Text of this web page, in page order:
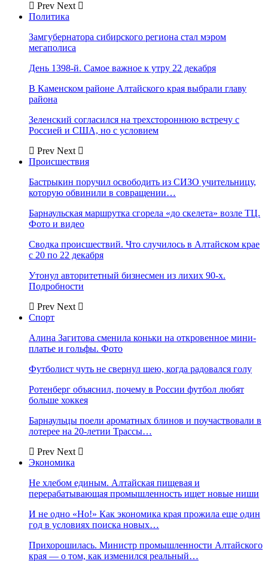
Prev Next
Политика
Замгубернатора сибирского региона стал мэром
мегаполиса
День 1398-й. Самое важное к утру 22 декабря
В Каменском районе Алтайского края выбрали главу
района
Зеленский согласился на трехстороннюю встречу с
Россией и США, но с условием
Prev Next
Происшествия
Бастрыкин поручил освободить из СИЗО учительницу,
которую обвинили в совращении…
Барнаульская маршрутка сгорела «до скелета» возле ТЦ.
Фото и видео
Сводка происшествий. Что случилось в Алтайском крае
с 20 по 22 декабря
Утонул авторитетный бизнесмен из лихих 90-х.
Подробности
Prev Next
Спорт
Алина Загитова сменила коньки на откровенное мини-
платье и гольфы. Фото
Футболист чуть не свернул шею, когда радовался голу
Ротенберг объяснил, почему в России футбол любят
больше хоккея
Барнаульцы поели ароматных блинов и поучаствовали в
лотерее на 20-летии Трассы…
Prev Next
Экономика
Не хлебом единым. Алтайская пищевая и
перерабатывающая промышленность ищет новые ниши
И не одно «Но!» Как экономика края прожила еще один
год в условиях поиска новых…
Прихорошилась. Министр промышленности Алтайского
края — о том, как изменился реальный…